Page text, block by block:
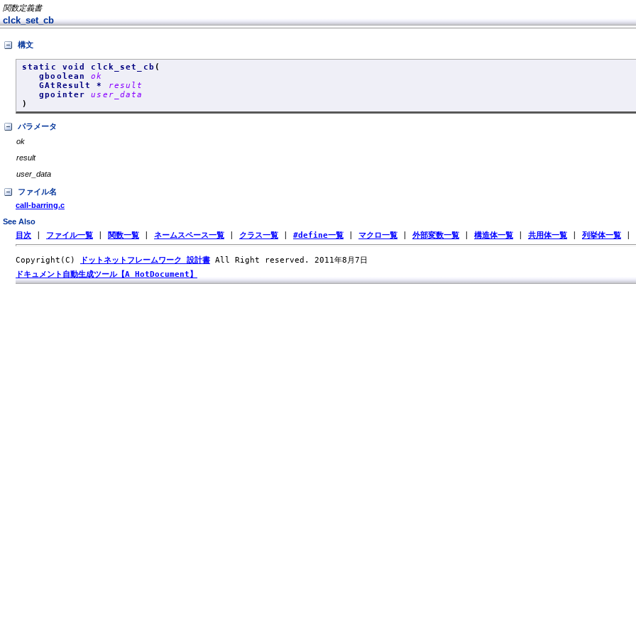
関数定義書
clck_set_cb
構文
static void clck_set_cb (
gbooleanok
GAtResult *
result
gpointeruser_data
)
パラメータ
ok
result
user_data
ファイル名
call-barring.c
See Also
目次 ファイル一覧 関数一覧 ネームスペース一覧 クラス一覧 #define一覧 マクロ一覧 外部変数一覧 構造体一覧 共用体一覧 列挙体一覧
Copyright(C) ドットネットフレームワーク 設計書 All Right reserved. 2011年8月7日
ドキュメント自動生成ツール【A HotDocument】